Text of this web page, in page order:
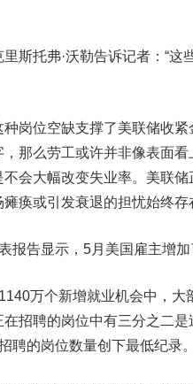
托弗·沃勒告诉记者：“这
位空缺支撑了美联储收紧
那么劳工或许并非像表面
会大幅改变失业率。美联
痪或引发衰退的担忧始终存
告显示，5月美国雇主增加
万个新增就业机会中，大
招聘的岗位中有三分之二
聘的岗位数量创下最低纪录。